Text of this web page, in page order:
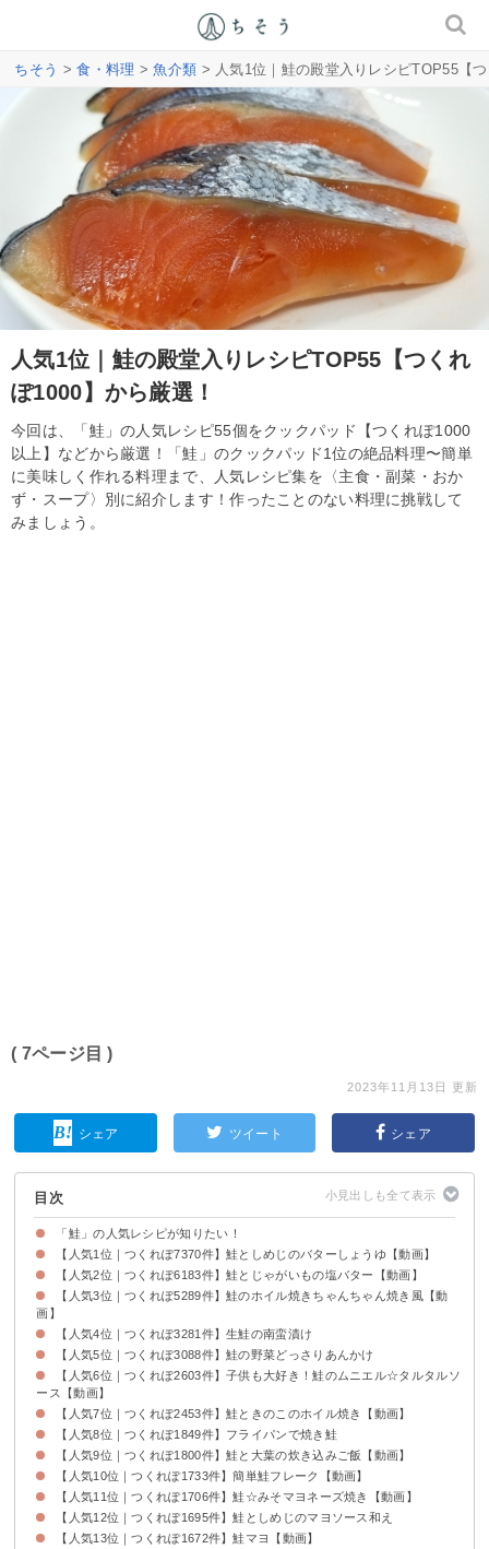
ちそう >食・料理 >魚介類 > 人気1位｜鮭の殿堂入りレシピTOP55【
人気1位｜鮭の殿堂入りレシピTOP55【つくれ
ぽ1000】から厳選！
今回は、「鮭」の人気レシピ55個をクックパッド【つくれぽ1000
以上】などから厳選！「鮭」のクックパッド1位の絶品料理〜簡単
に美味しく作れる料理まで、人気レシピ集を〈主食・副菜・おか
ず・スープ〉別に紹介します！作ったことのない料理に挑戦して
みましょう。
( 7ページ目 )
2023年11月13日 更新
シェア ツイート シェア
目次
「鮭」の人気レシピが知りたい！
【人気1位｜つくれぽ7370件】鮭としめじのバターしょうゆ【動画】
【人気2位｜つくれぽ6183件】鮭とじゃがいもの塩バター【動画】
【人気3位｜つくれぽ5289件】鮭のホイル焼きちゃんちゃん焼き風【動
画】
【人気4位｜つくれぽ3281件】生鮭の南蛮漬け
【人気5位｜つくれぽ3088件】鮭の野菜どっさりあんかけ
【人気6位｜つくれぽ2603件】子供も大好き！鮭のムニエル☆タルタルソ
ース【動画】
【人気7位｜つくれぽ2453件】鮭ときのこのホイル焼き【動画】
【人気8位｜つくれぽ1849件】フライパンで焼き鮭
【人気9位｜つくれぽ1800件】鮭と大葉の炊き込みご飯【動画】
【人気10位｜つくれぽ1733件】簡単鮭フレーク【動画】
【人気11位｜つくれぽ1706件】鮭☆みそマヨネーズ焼き【動画】
【人気12位｜つくれぽ1695件】鮭としめじのマヨソース和え
【人気13位｜つくれぽ1672件】鮭マヨ【動画】